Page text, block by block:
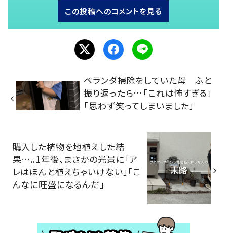
この投稿へのコメントを見る
ベランダ掃除をしていた母 ふと
振り返ったら…「これは怖すぎる」
「思わず笑ってしまいました」
購入した植物を地植えした結
果…。1年後、まさかの光景に「ア
レはほんと植えちゃいけない」「こ
んなに旺盛になるんだ」